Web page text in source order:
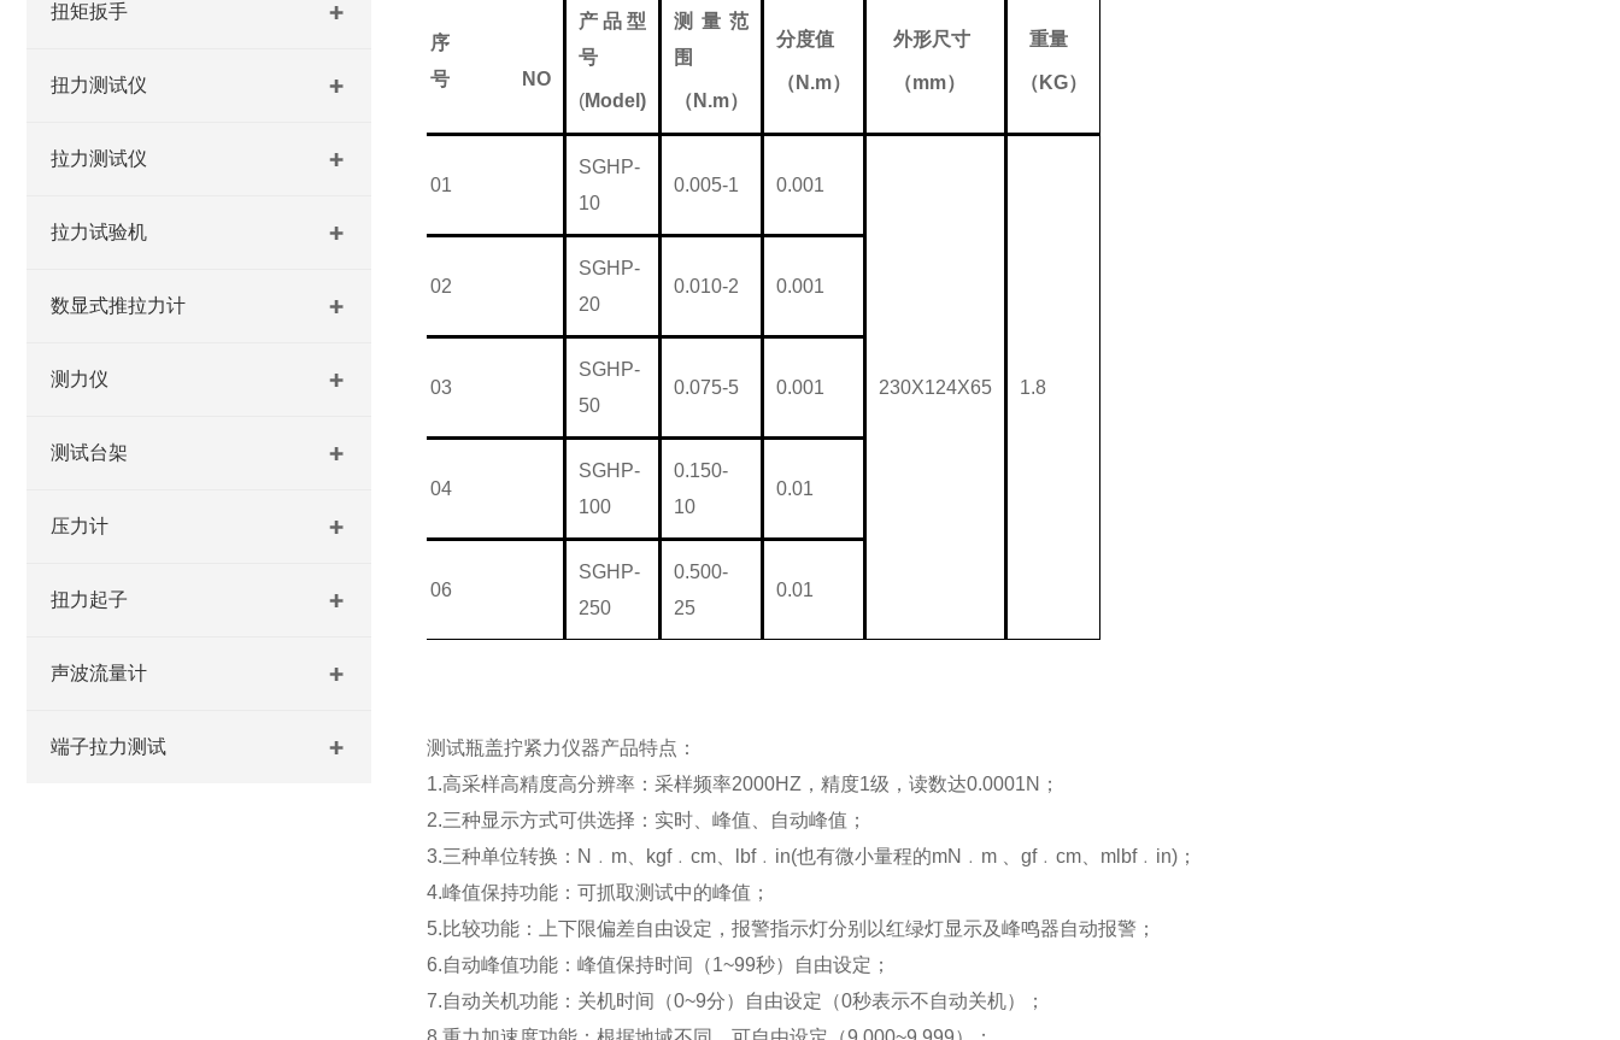
扭矩扳手
扭力测试仪
拉力测试仪
拉力试验机
数显式推拉力计
测力仪
测试台架
压力计
扭力起子
声波流量计
端子拉力测试
序
号NO
产品型
号
(Model)
测量范
围
（ N.m）
分度值
（ N.m）
外形尺寸
（mm）
重量
（ KG）
01
SGHP-
10
0.005-1 0.001
230X124X65 1.8
02
SGHP-
20
0.010-2 0.001
03
SGHP-
50
0.075-5 0.001
04
SGHP-
100
0.150-
10
0.01
06
SGHP-
250
0.500-
25
0.01
测试瓶盖拧紧力仪器产品特点：
1.高采样高精度高分辨率：采样频率2000HZ ，精度1级，读数达0.0001N ；
2.三种显示方式可供选择：实时、峰值、自动峰值；
3.三种单位转换： N ﹒ m、 kgf﹒ cm、 lbf﹒ in(也有微小量程的mN ﹒ m gf﹒ cm、 mlbf﹒ in)；
4.峰值保持功能：可抓取测试中的峰值；
5.比较功能：上下限偏差自由设定，报警指示灯分别以红绿灯显示及峰鸣器自动报警；
6.自动峰值功能：峰值保持时间（1~99秒）自由设定；
7.自动关机功能：关机时间（0~9分）自由设定（0秒表示不自动关机）；